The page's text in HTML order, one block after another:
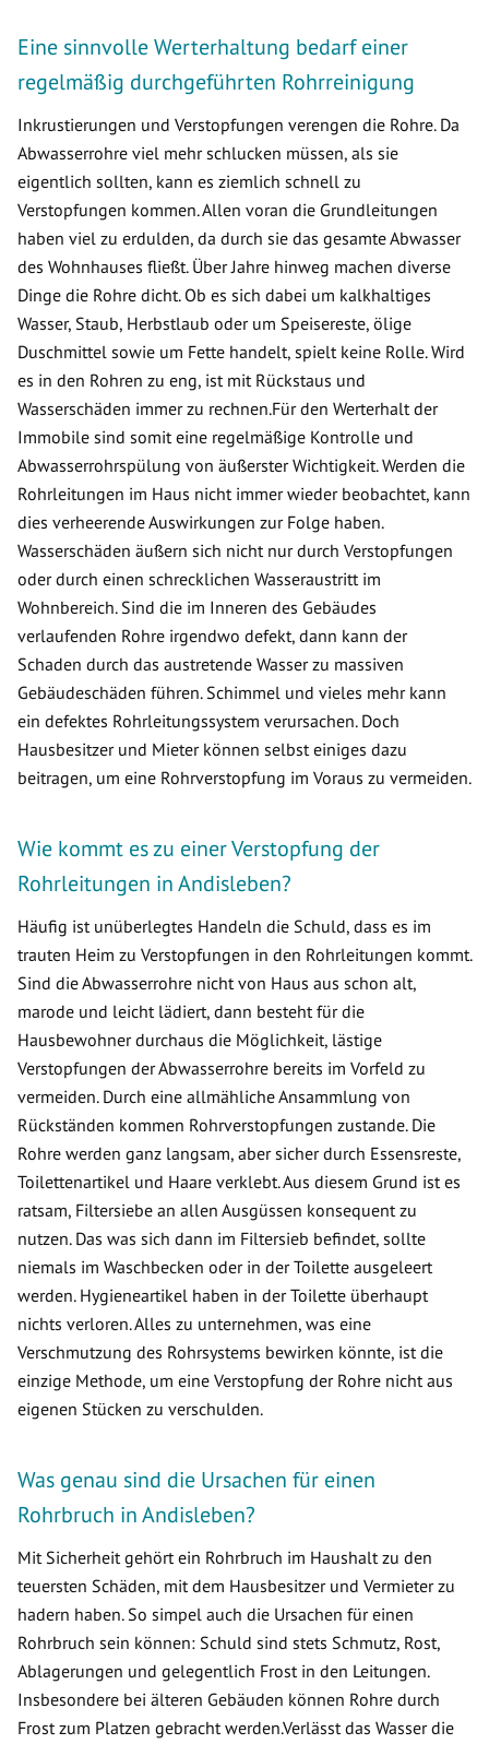
Eine sinnvolle Werterhaltung bedarf einer
regelmäßig durchgeführten Rohrreinigung
Inkrustierungen und Verstopfungen verengen die Rohre. Da
Abwasserrohre viel mehr schlucken müssen, als sie
eigentlich sollten, kann es ziemlich schnell zu
Verstopfungen kommen. Allen voran die Grundleitungen
haben viel zu erdulden, da durch sie das gesamte Abwasser
des Wohnhauses fließt. Über Jahre hinweg machen diverse
Dinge die Rohre dicht. Ob es sich dabei um kalkhaltiges
Wasser, Staub, Herbstlaub oder um Speisereste, ölige
Duschmittel sowie um Fette handelt, spielt keine Rolle. Wird
es in den Rohren zu eng, ist mit Rückstaus und
Wasserschäden immer zu rechnen.Für den Werterhalt der
Immobile sind somit eine regelmäßige Kontrolle und
Abwasserrohrspülung von äußerster Wichtigkeit. Werden die
Rohrleitungen im Haus nicht immer wieder beobachtet, kann
dies verheerende Auswirkungen zur Folge haben.
Wasserschäden äußern sich nicht nur durch Verstopfungen
oder durch einen schrecklichen Wasseraustritt im
Wohnbereich. Sind die im Inneren des Gebäudes
verlaufenden Rohre irgendwo defekt, dann kann der
Schaden durch das austretende Wasser zu massiven
Gebäudeschäden führen. Schimmel und vieles mehr kann
ein defektes Rohrleitungssystem verursachen. Doch
Hausbesitzer und Mieter können selbst einiges dazu
beitragen, um eine Rohrverstopfung im Voraus zu vermeiden.
Wie kommt es zu einer Verstopfung der
Rohrleitungen in Andisleben?
Häufig ist unüberlegtes Handeln die Schuld, dass es im
trauten Heim zu Verstopfungen in den Rohrleitungen kommt.
Sind die Abwasserrohre nicht von Haus aus schon alt,
marode und leicht lädiert, dann besteht für die
Hausbewohner durchaus die Möglichkeit, lästige
Verstopfungen der Abwasserrohre bereits im Vorfeld zu
vermeiden. Durch eine allmähliche Ansammlung von
Rückständen kommen Rohrverstopfungen zustande. Die
Rohre werden ganz langsam, aber sicher durch Essensreste,
Toilettenartikel und Haare verklebt. Aus diesem Grund ist es
ratsam, Filtersiebe an allen Ausgüssen konsequent zu
nutzen. Das was sich dann im Filtersieb befindet, sollte
niemals im Waschbecken oder in der Toilette ausgeleert
werden. Hygieneartikel haben in der Toilette überhaupt
nichts verloren. Alles zu unternehmen, was eine
Verschmutzung des Rohrsystems bewirken könnte, ist die
einzige Methode, um eine Verstopfung der Rohre nicht aus
eigenen Stücken zu verschulden.
Was genau sind die Ursachen für einen
Rohrbruch in Andisleben?
Mit Sicherheit gehört ein Rohrbruch im Haushalt zu den
teuersten Schäden, mit dem Hausbesitzer und Vermieter zu
hadern haben. So simpel auch die Ursachen für einen
Rohrbruch sein können: Schuld sind stets Schmutz, Rost,
Ablagerungen und gelegentlich Frost in den Leitungen.
Insbesondere bei älteren Gebäuden können Rohre durch
Frost zum Platzen gebracht werden.Verlässt das Wasser die